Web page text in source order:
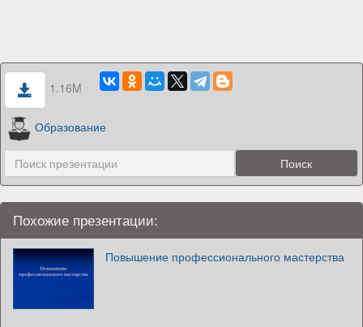
1.16M
Образование
Похожие презентации:
Повышение профессионального мастерства